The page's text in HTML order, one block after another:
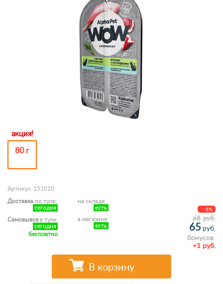
акция!
80 г
Артикул: 151010
на складе:
есть
в магазине:
есть
Доставка по туле:
сегодня
Самовывозв туле:
сегодня
бесплатно
-5%
68 руб.
65 руб.
бонусов:
+1 руб.
В корзину